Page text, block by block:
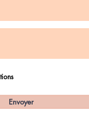
Envoyer